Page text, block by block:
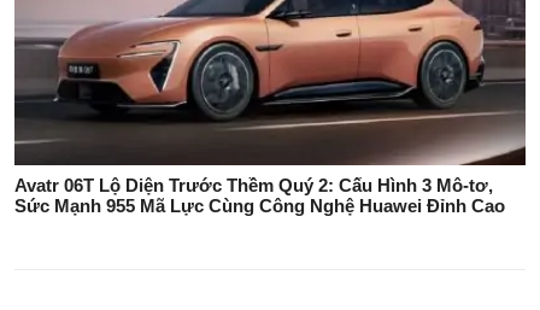
Avatr 06T Lộ Diện Trước Thềm Quý 2: Cấu Hình 3 Mô-tơ,
Sức Mạnh 955 Mã Lực Cùng Công Nghệ Huawei Đỉnh Cao